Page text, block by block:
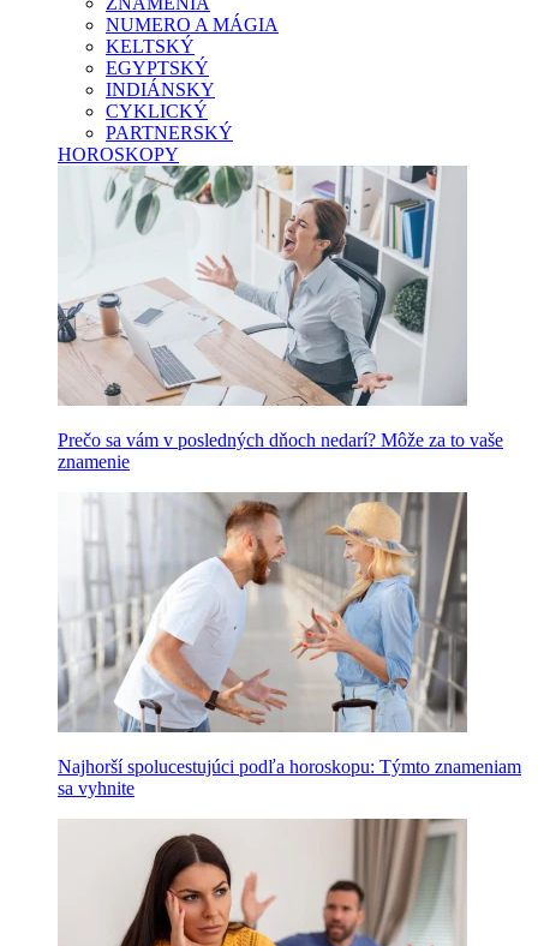
NUMERO A MÁGIA
KELTSKÝ
EGYPTSKÝ
INDIÁNSKY
CYKLICKÝ
PARTNERSKÝ
HOROSKOPY
Prečo sa vám v posledných dňoch nedarí? Môže za to vaše
znamenie
Najhorší spolucestujúci podľa horoskopu: Týmto znameniam
sa vyhnite